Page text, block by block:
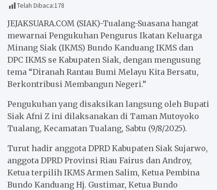
c
e
b
o
o
k
i
t
t
e
r
a
i
l
t
s
A
p
p
e
r
e
Telah Dibaca:178
JEJAKSUARA.COM (SIAK)-Tualang-Suasana hangat
mewarnai Pengukuhan Pengurus Ikatan Keluarga
Minang Siak (IKMS) Bundo Kanduang IKMS dan
DPC IKMS se Kabupaten Siak, dengan mengusung
tema “Diranah Rantau Bumi Melayu Kita Bersatu,
Berkontribusi Membangun Negeri.”
Pengukuhan yang disaksikan langsung oleh Bupati
Siak Afni Z ini dilaksanakan di Taman Mutoyoko
Tualang, Kecamatan Tualang, Sabtu (9/8/2025).
Turut hadir anggota DPRD Kabupaten Siak Sujarwo,
anggota DPRD Provinsi Riau Fairus dan Androy,
Ketua terpilih IKMS Armen Salim, Ketua Pembina
Bundo Kanduang Hj. Gustimar, Ketua Bundo